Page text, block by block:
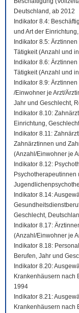
Deutschland, ab 2012
Indikator 8.4:
und Art der
Indikator 8.5:
Tätigkeit (Anzahl und
Indikator 8.6:
Tätigkeit (Anzahl und
Indikator 8.9:
/Einwohner je Arzt/
Jahr und Geschlecht,
Indikator 8.10:
Einrichtung,
Indikator 8.11:
Zahnärztinnen und
(Anzahl/Einwohner je
Indikator 8.12:
Psychotherapeutinnen
Indikator 8.14:
Geschlecht,
Indikator 8.17:
(Anzahl/Einwohner je
Indikator 8.18:
Berufen, Jahr und
Indikator 8.20:
Krankenhäusern nach
1994
Indikator 8.21:
Krankenhäusern nach